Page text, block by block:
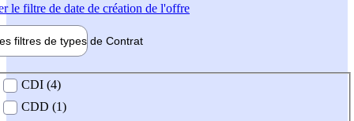
le filtre de date de création de l'offre
filtres de types de Contrat
contrat
CDI (4)
CDD (1)